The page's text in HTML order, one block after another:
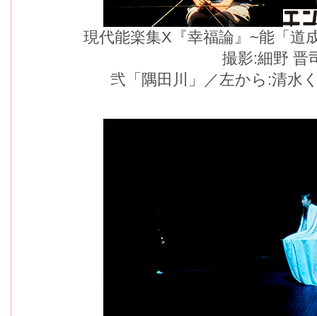
現代能楽集X『幸福論』~能「道
撮影:細野 晋
弐「隅田川」／左から:清水